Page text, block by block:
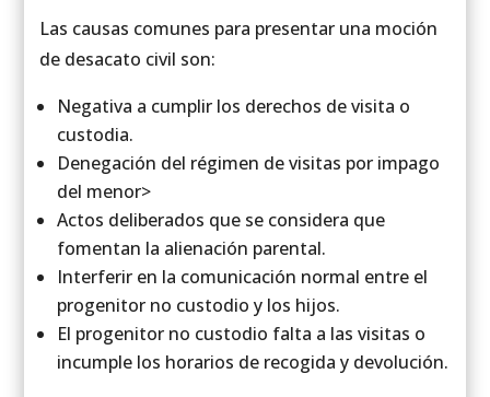
Las causas comunes para presentar una moción
de desacato civil son:
Negativa a cumplir los derechos de visita o
custodia.
Denegación del régimen de visitas por impago
del menor>
Actos deliberados que se considera que
fomentan la alienación parental.
Interferir en la comunicación normal entre el
progenitor no custodio y los hijos.
El progenitor no custodio falta a las visitas o
incumple los horarios de recogida y devolución.